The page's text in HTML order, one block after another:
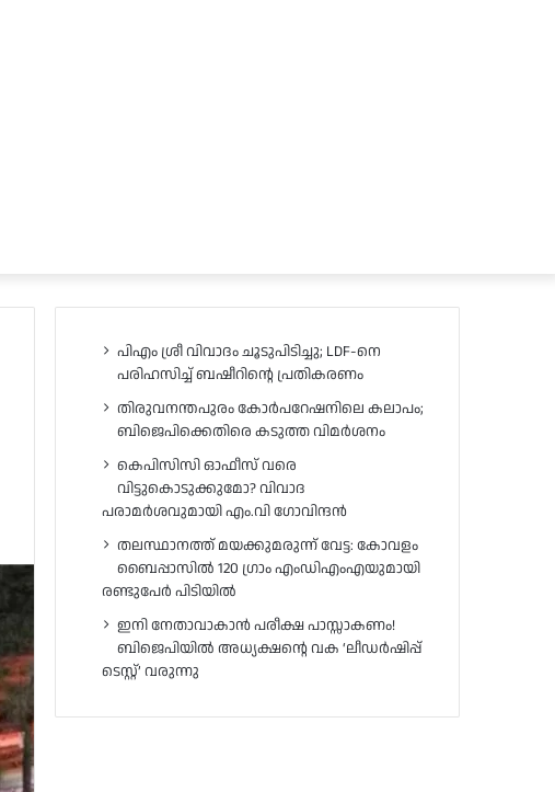
പിഎം ശ്രീ വിവാദം ചൂടുപിടിച്ചു; LDF-നെ
പരിഹസിച്ച് ബഷീറിന്റെ പ്രതികരണം
തിരുവനന്തപുരം കോർപറേഷനിലെ കലാപം;
ബിജെപിക്കെതിരെ കടുത്ത വിമർശനം
കെപിസിസി ഓഫീസ് വരെ
വിട്ടുകൊടുക്കുമോ? വിവാദ
പരാമർശവുമായി എം.വി ഗോവിന്ദൻ
തലസ്ഥാനത്ത് മയക്കുമരുന്ന് വേട്ട: കോവളം
ബൈപ്പാസിൽ 120 ഗ്രാം എംഡിഎംഎയുമായി
രണ്ടുപേർ പിടിയിൽ
ഇനി നേതാവാകാൻ പരീക്ഷ പാസ്സാകണം!
ബിജെപിയിൽ അധ്യക്ഷന്റെ വക ‘ലീഡർഷിപ്പ്
ടെസ്റ്റ്’ വരുന്നു